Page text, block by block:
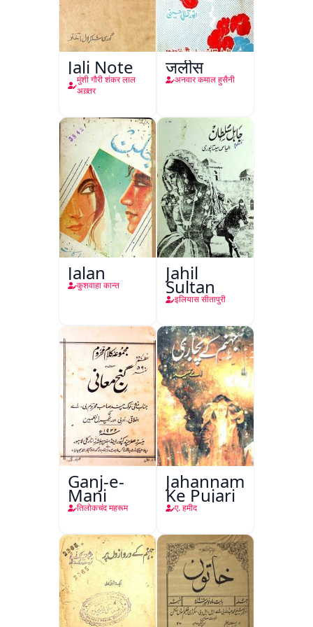
Jali Note
मुंशी गौरी शंकर लाल
अख़्तर
जलीस
अनवार कमाल हुसैनी
Jalan
कुशवाहा कान्त
Jahil
Sultan
इलियास सीतापुरी
Ganj-e-
Mani
तिलोकचंद महरूम
Jahannam
Ke Pujari
ए. हमीद